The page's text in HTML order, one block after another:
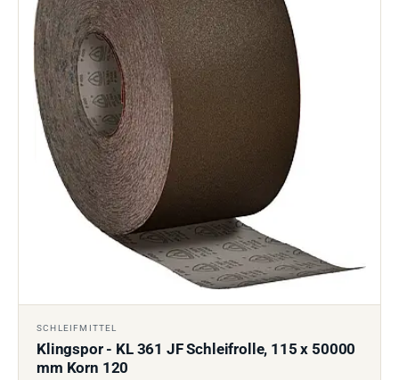
SCHLEIFMITTEL
Klingspor - KL 361 JF Schleifrolle, 115 x 50000
mm Korn 120